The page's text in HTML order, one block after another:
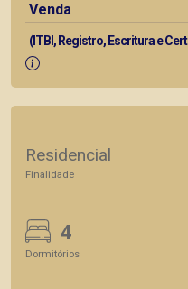
Venda
(ITBI, Registro, Escritura e
Residencial
Finalidade
4
Dormitórios